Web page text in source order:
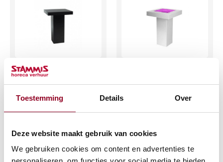
Toestemming Details Over
Deze website maakt gebruik van cookies
We gebruiken cookies om content en advertenties te
Statafel “Style”
zwart
80x80x110cm
€33,51
IN WINKELWAGEN
cm
€
(excl. btw)